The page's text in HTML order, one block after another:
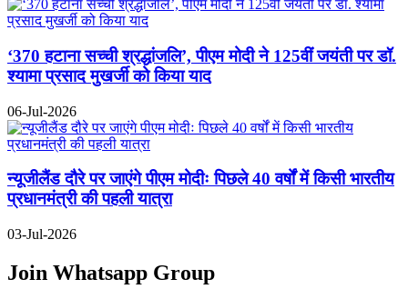
‘370 हटाना सच्ची श्रद्धांजलि’, पीएम मोदी ने 125वीं जयंती पर डॉ.
श्यामा प्रसाद मुखर्जी को किया याद
06-Jul-2026
न्यूजीलैंड दौरे पर जाएंगे पीएम मोदीः पिछले 40 वर्षों में किसी भारतीय
प्रधानमंत्री की पहली यात्रा
03-Jul-2026
Join Whatsapp Group